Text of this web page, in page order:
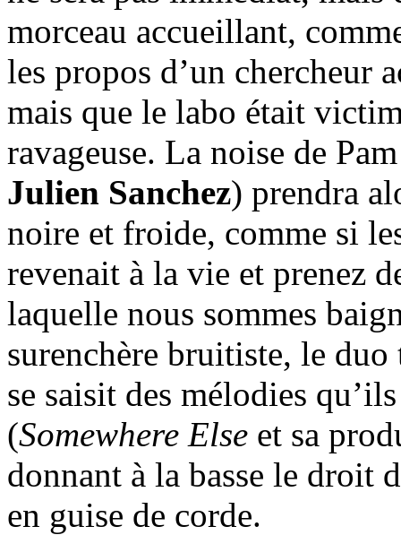
morceau accueillant,
les propos d’un chercheur
mais que le labo était
ravageuse. La noise de
Julien Sanchez) prendra
noire et froide, comme si
revenait à la vie et prenez
laquelle nous sommes
surenchère bruitiste, le
se saisit des mélodies
(Somewhere Else et sa
donnant à la basse le droit
en guise de corde.